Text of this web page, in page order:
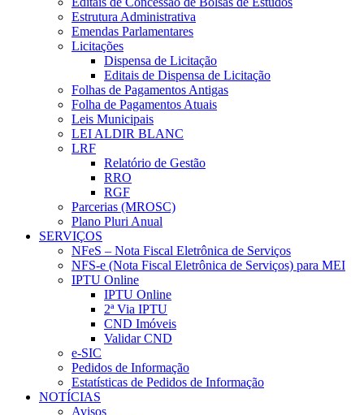
Estrutura Administrativa
Emendas Parlamentares
Licitações
Dispensa de Licitação
Editais de Dispensa de Licitação
Folhas de Pagamentos Antigas
Folha de Pagamentos Atuais
Leis Municipais
LEI ALDIR BLANC
LRF
Relatório de Gestão
RRO
RGF
Parcerias (MROSC)
Plano Pluri Anual
SERVIÇOS
NFeS – Nota Fiscal Eletrônica de Serviços
NFS-e (Nota Fiscal Eletrônica de Serviços) para MEI
IPTU Online
IPTU Online
2ª Via IPTU
CND Imóveis
Validar CND
e-SIC
Pedidos de Informação
Estatísticas de Pedidos de Informação
NOTÍCIAS
Avisos